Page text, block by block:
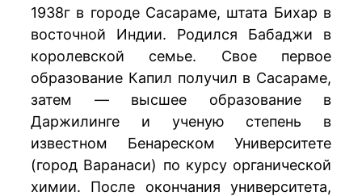
1938г в городе Сасараме, штата Бихар в
восточной Индии. Родился Бабаджи в
королевской семье. Свое первое
образование Капил получил в Сасараме,
затем — высшее образование в
Даржилинге и ученую степень в
известном Бенареском Университете
(город Варанаси) по курсу органической
химии. После окончания университета,